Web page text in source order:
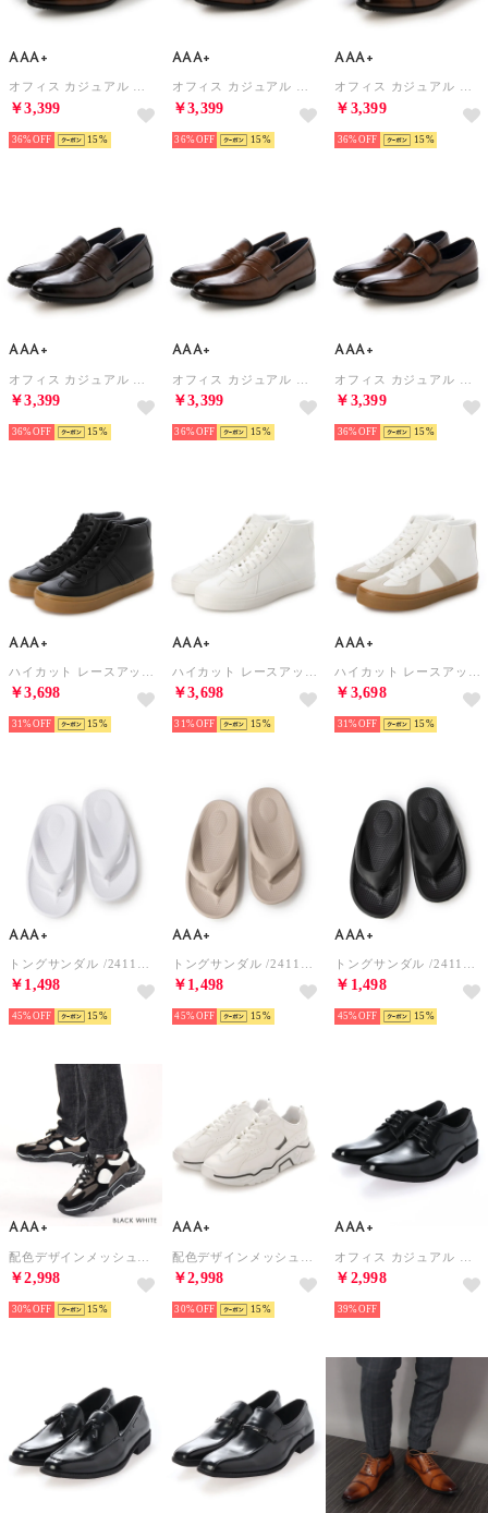
AAA+
オフィス カジュアル フォーマル 軽量ビジネスシューズ/2764 （ブラウン）
￥3,399
36% 15
AAA+
オフィス カジュアル フォーマル 軽量ビジネスシューズ/2765 （ブラウン）
￥3,399
36% 15
AAA+
オフィス カジュアル フォーマル 軽量ビジネスシューズ/2767 （ブラウン）
￥3,399
36% 15
AAA+
￥3,399
36% 15
AAA+
￥3,399
36% 15
AAA+
￥3,399
36% 15
AAA+
￥3,698
31% 15
AAA+
￥3,698
31% 15
AAA+
￥3,698
31% 15
AAA+
￥1,498
45% 15
AAA+
￥1,498
45% 15
AAA+
￥1,498
45% 15
AAA+
￥2,998
30% 15
AAA+
￥2,998
30% 15
AAA+
￥2,998
39%